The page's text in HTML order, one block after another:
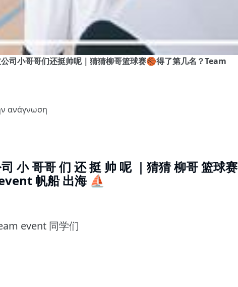
司小哥哥们还挺帅呢｜猜猜柳哥篮球赛🏀得了第几名？Team
ανάγνωση
小 哥哥 们 还 挺 帅 呢 ｜猜猜 柳哥 篮球赛
帆船 出海 ⛵️
event 同学们